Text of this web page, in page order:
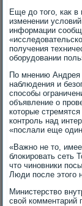
Еще до того, как в
изменении
информации
получения
оборудовании
По мнению Андрея
наблюдения и
способы
объявление о
которые
контроль над
«послали еще
«Важно не то,
блокировать сеть
что чиновники
Люди после этого
Министерство
свой комментарий